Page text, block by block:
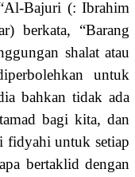
Bajuri (: Ibrahim
berkata, “Barang
shalat atau
untuk
bahkan tidak ada
bagi kita, dan
fidyahi untuk setiap
bertaklid dengan